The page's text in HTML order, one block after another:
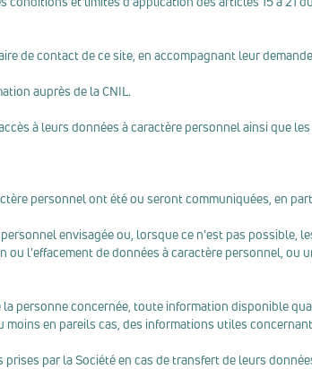
de contact de ce site, en accompagnant leur
auprès de la CNIL.
à leurs données à caractère personnel ainsi que
personnel ont été ou seront communiquées, en
envisagée ou, lorsque ce n'est pas possible,
l'effacement de données à caractère personnel, ou
personne concernée, toute information disponible
en pareils cas, des informations utiles
par la Société en cas de transfert de leurs